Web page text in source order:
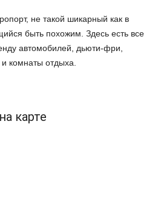
не такой шикарный как в
быть похожим. Здесь есть все
автомобилей, дьюти-фри,
комнаты отдыха.
карте